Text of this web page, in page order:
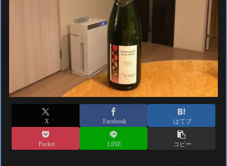
X Facebook はてブ
Pocket LINE コピー